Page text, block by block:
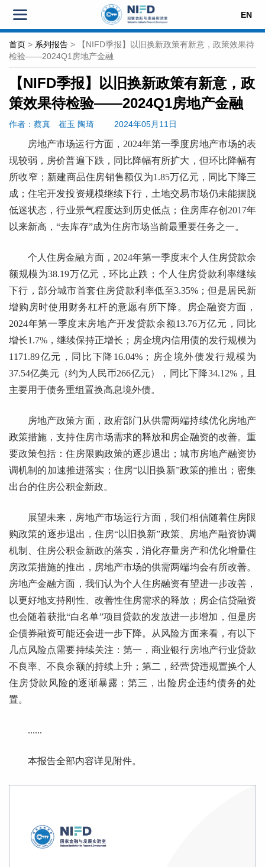
EN
首页 > 系列报告 > 【NIFD季报】以旧换新政策有新意，政策效果待
检验——2024Q1房地产金融
【NIFD季报】以旧换新政策有新意，政
策效果待检验——2024Q1房地产金融
作者：蔡真 崔玉 陶琦 2024年05月11日
房地产市场运行方面，2024年第一季度房地产市场的表
现较弱，房价普遍下跌，同比降幅有所扩大，但环比降幅有
所收窄；新建商品住房销售额仅为1.85万亿元，同比下降三
成；住宅开发投资规模继续下行，土地交易市场仍未能摆脱
低迷状态，行业景气程度达到历史低点；住房库存创2017年
以来新高，“去库存”成为住房市场当前最重要任务之一。
个人住房金融方面，2024年第一季度末个人住房贷款余
额规模为38.19万亿元，环比止跌；个人住房贷款利率继续
下行，部分城市首套住房贷款利率低至3.35%；但是居民新
增购房时使用财务杠杆的意愿有所下降。房企融资方面，
2024年第一季度末房地产开发贷款余额13.76万亿元，同比
增长1.7%，继续保持正增长；房企境内信用债的发行规模为
1171.89亿元，同比下降16.04%；房企境外债发行规模为
37.54亿美元（约为人民币266亿元），同比下降34.12%，且
主要用于债务重组置换高息境外债。
房地产政策方面，政府部门从供需两端持续优化房地产
政策措施，支持住房市场需求的释放和房企融资的改善。重
要政策包括：住房限购政策的逐步退出；城市房地产融资协
调机制的加速推进落实；住房“以旧换新”政策的推出；密集
出台的住房公积金新政。
展望未来，房地产市场运行方面，我们相信随着住房限
购政策的逐步退出，住房“以旧换新”政策、房地产融资协调
机制、住房公积金新政的落实，消化存量房产和优化增量住
房政策措施的推出，房地产市场的供需两端均会有所改善。
房地产金融方面，我们认为个人住房融资有望进一步改善，
以更好地支持刚性、改善性住房需求的释放；房企信贷融资
也会随着获批“白名单”项目贷款的发放进一步增加，但是房
企债券融资可能还会进一步下降。从风险方面来看，有以下
几点风险点需要持续关注：第一，商业银行房地产行业贷款
不良率、不良余额的持续上升；第二，经营贷违规置换个人
住房贷款风险的逐渐暴露；第三，出险房企违约债务的处
置。
......
本报告全部内容详见附件。